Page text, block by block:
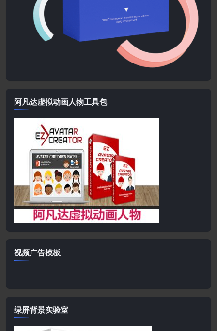
阿凡达虚拟动画人物工具包
视频广告模板
绿屏背景实验室